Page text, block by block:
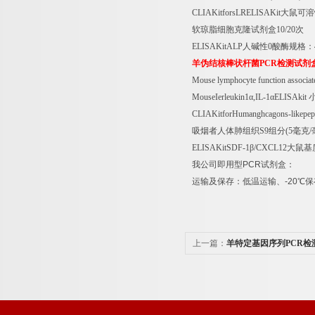
CLIAKitforsLRELISAKit大鼠可
软琼脂细胞克隆试剂盒10/20次
ELISAKitALP人碱性0酸酶规格：
羊伪结核棒状杆菌PCR检测试剂
Mouse lymphocyte function
MouseIerleukin1α,IL-1αELISAkit
CLIAKitforHumanghcagons-
吸烟者人体肺组织S9组分(5毫克/
ELISAKitSDF-1β/CXCL12大鼠基
我公司即用型 PCR试剂盒：
运输及保存：低温运输、 -20℃
上一篇： 羊特定基因序列PCR检